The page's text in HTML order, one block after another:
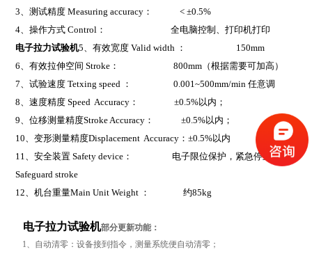
3、测试精度 Measuring accuracy： < ±0.5%
4、操作方式 Control： 全电脑控制、打印机打印
电子拉力试验机5、有效宽度 Valid width ： 150mm
6、有效拉伸空间 Stroke： 800mm（根据需要可加高）
7、试验速度 Tetxing speed ： 0.001~500mm/min 任意调
8、速度精度 Speed Accuracy： ±0.5%以内；
9、位移测量精度Stroke Accuracy： ±0.5%以内；
10、变形测量精度Displacement Accuracy：±0.5%以内
11、安全装置 Safety device： 电子限位保护，紧急停止键
Safeguard stroke
12、机台重量Main Unit Weight ： 约85kg
电子拉力试验机部分更新功能：
1、自动清零：设备接到指令，测量系统便自动清零；